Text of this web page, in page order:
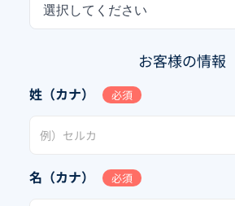
選択してください
お客様の情報
姓（カナ） 必須
名（カナ） 必須